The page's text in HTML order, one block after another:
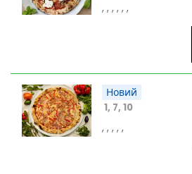
, , , , , ,
Новий
1, 7, 10
, , , , ,